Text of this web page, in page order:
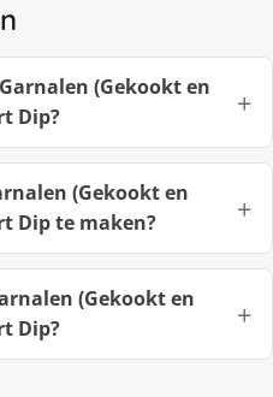
(Gekookt en
Dip?
(Gekookt en
Dip te maken?
(Gekookt en
Dip?